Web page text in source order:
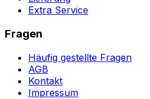
Extra Service
Fragen
Häufig gestellte Fragen
AGB
Kontakt
Impressum